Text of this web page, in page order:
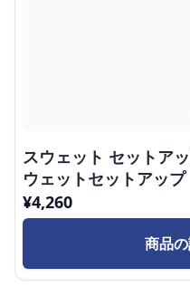
スウェット セットア
ウェットセットアップ
¥4,260
商品